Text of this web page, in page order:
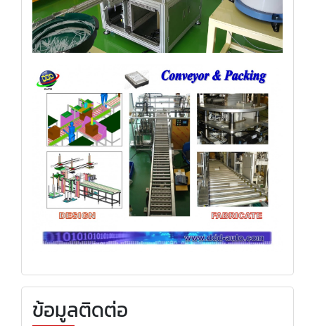
ข้อมูลติดต่อ